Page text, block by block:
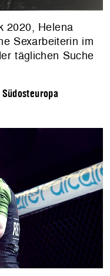
2020, Helena
Sexarbeiterin im
täglichen Suche